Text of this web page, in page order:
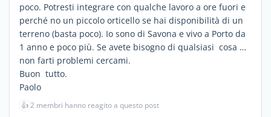
poco. Potresti integrare con qualche lavoro a ore fuori e
perché no un piccolo orticello se hai disponibilità di un
terreno (basta poco). Io sono di Savona e vivo a Porto da
1 anno e poco più. Se avete bisogno di qualsiasi cosa …
non farti problemi cercami.
Buon tutto.
Paolo
👍2 membri hanno reagito a questo post